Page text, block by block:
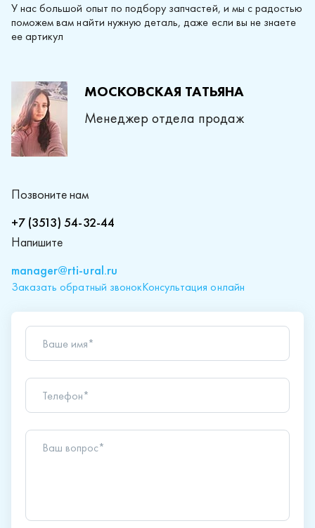
У нас большой опыт по подбору запчастей, и мы с радостью
поможем вам найти нужную деталь, даже если вы не знаете
ее артикул
МОСКОВСКАЯ ТАТЬЯНА
Менеджер отдела продаж
Позвоните нам
+7 (3513) 54-32-44
Напишите
manager@rti-ural.ru
Заказать обратный звонокКонсультация онлайн
Ваше имя*
Телефон*
Ваш вопрос*
Отправляя форму вы подтверждаете согласие с
политикой обработки персональных данных